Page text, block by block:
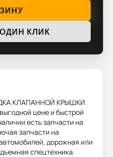
КЛИК
КЛАПАННОЙ КРЫШКИ
цене и быстрой
есть запчасти на
запчасти на
дорожная или
спецтехника.